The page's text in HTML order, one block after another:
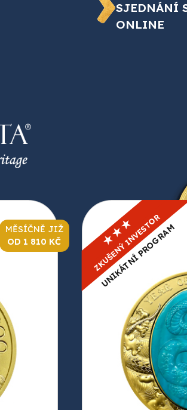
SJEDNÁNÍ
ONLINE
MĚSÍČNĚ JIŽ
OD 1 810 KČ
★★★
ZKUŠENÝ INVESTOR
UNIKÁTNÍ PROGRAM